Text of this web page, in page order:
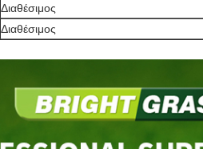
Διαθέσιμος
Διαθέσιμος